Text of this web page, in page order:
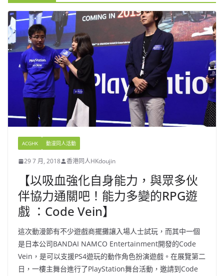
ACGHK 動漫同人活動
29 7 月, 2018 香港同人HKdoujin
【以吸血強化自身能力，與眾多伙
伴協力通關吧！能力多變的RPG遊
戲 ：Code Vein】
這次動漫節有不少遊戲商擺攤讓入場人士試玩，而其中一個
是日本公司BANDAI NAMCO Entertainment開發的Code
Vein，是可以支援PS4遊玩的動作角色扮演遊戲。在展覽第二
日，一樓主舞台進行了PlayStation舞台活動，邀請到Code